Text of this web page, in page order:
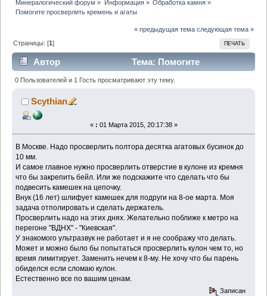
Минералогический форум » Информация» Обработка камня»
Помогите просверлить кремень и агаты
« предыдущая тема следующая тема »
ПЕЧАТЬ
Страницы: [1]
Автор
Тема: Помогите
просверлить кремень и агаты (Прочитано 8011 раз)
0 Пользователей и 1 Гость просматривают эту тему.
Scythian
« : 01 Марта 2015, 20:17:38 »
В Москве. Надо просверлить полтора десятка агатовых бусинок до
10 мм.
И самое главное нужно просверлить отверстие в кулоне из кремня
что бы закрепить бейл. Или же подскажите что сделать что бы
подвесить камешек на цепочку.
Внук (16 лет) шлифует камешек для подруги на 8-ое марта. Моя
задача отполировать и сделать держатель.
Просверлить надо на этих днях. Желательно поближе к метро на
перегоне "ВДНХ" - "Киевская".
У знакомого ультразвук не работает и я не соображу что делать.
Может и можно было бы попытаться просверлить кулон чем то, но
время лимитирует. Заменить нечем к 8-му. Не хочу что бы парень
обиделся если сломаю кулон.
Естественно все по вашим ценам.
Записан